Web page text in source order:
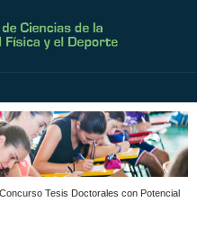
Tesis Doctorales con Potencial